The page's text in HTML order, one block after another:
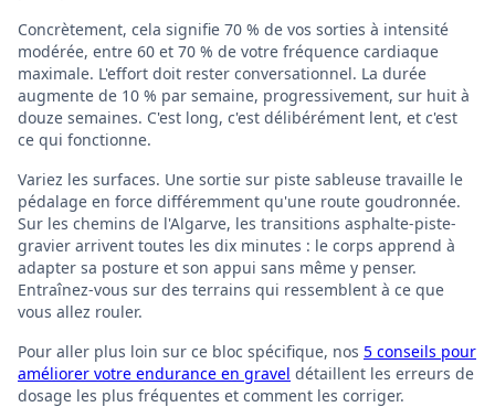
Concrètement, cela signifie 70 % de vos sorties à intensité
modérée, entre 60 et 70 % de votre fréquence cardiaque
maximale. L'effort doit rester conversationnel. La durée
augmente de 10 % par semaine, progressivement, sur huit à
douze semaines. C'est long, c'est délibérément lent, et c'est
ce qui fonctionne.
Variez les surfaces. Une sortie sur piste sableuse travaille le
pédalage en force différemment qu'une route goudronnée.
Sur les chemins de l'Algarve, les transitions asphalte-piste-
gravier arrivent toutes les dix minutes : le corps apprend à
adapter sa posture et son appui sans même y penser.
Entraînez-vous sur des terrains qui ressemblent à ce que
vous allez rouler.
Pour aller plus loin sur ce bloc spécifique, nos 5 conseils pour
améliorer votre endurance en gravel détaillent les erreurs de
dosage les plus fréquentes et comment les corriger.